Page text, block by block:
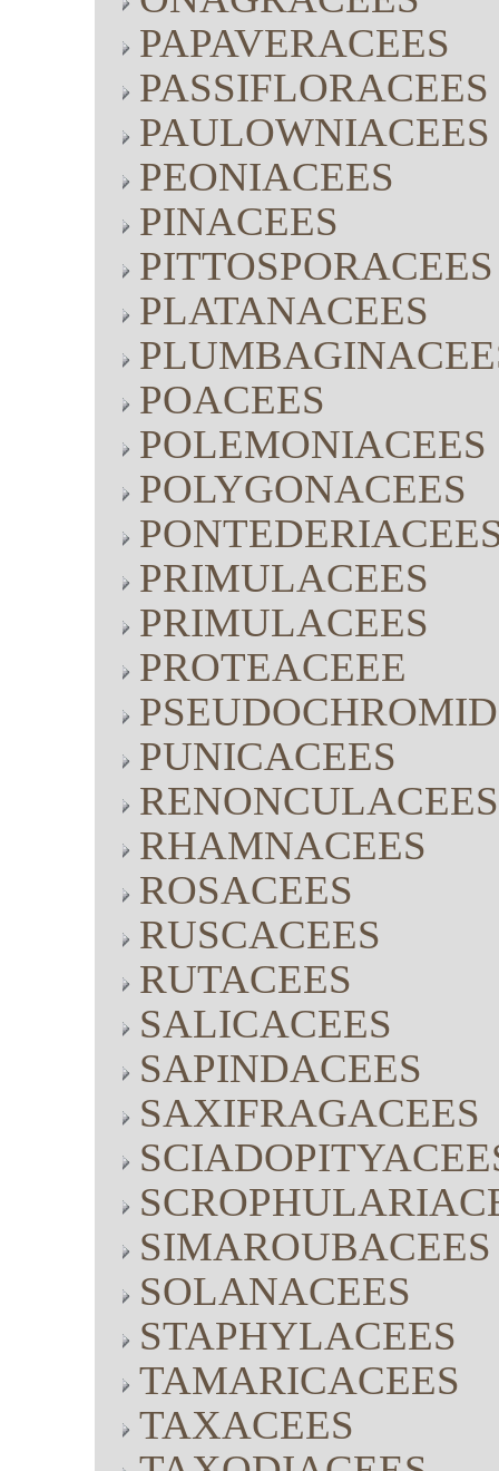
PAPAVERACEES
PASSIFLORACEES
PAULOWNIACEES
PEONIACEES
PINACEES
PITTOSPORACEES
PLATANACEES
POACEES
POLEMONIACEES
POLYGONACEES
PRIMULACEES
PRIMULACEES
PROTEACEEE
PUNICACEES
RENONCULACEES
RHAMNACEES
ROSACEES
RUSCACEES
RUTACEES
SALICACEES
SAPINDACEES
SAXIFRAGACEES
SIMAROUBACEES
SOLANACEES
STAPHYLACEES
TAMARICACEES
TAXACEES